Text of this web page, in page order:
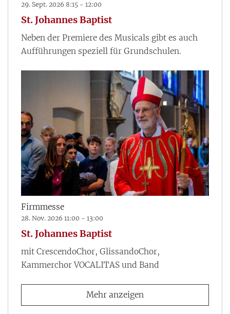
29. Sept. 2026 8:15 - 12:00
St. Johannes Baptist
Neben der Premiere des Musicals gibt es auch
Aufführungen speziell für Grundschulen.
Firmmesse
28. Nov. 2026 11:00 - 13:00
St. Johannes Baptist
mit CrescendoChor, GlissandoChor,
Kammerchor VOCALITAS und Band
Mehr anzeigen